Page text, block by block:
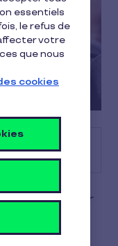
de décrypter
CSE.
essentiels
le refus de
votre
que nous
cookies